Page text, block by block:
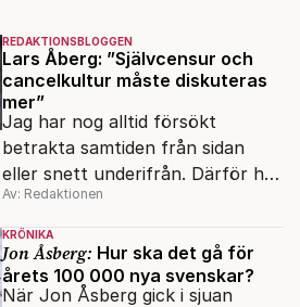
REDAKTIONSBLOGGEN
Lars Åberg: ”Självcensur och
cancelkultur måste diskuteras
mer”
Jag har nog alltid försökt
betrakta samtiden från sidan
eller snett underifrån. Därför har
mina reportage ofta handlat om
minoriteter och
värderingskonflikter, säger Lars
Åberg, ny krönikör på Fokus.
Av: Redaktionen
KRÖNIKA
Jon Åsberg: Hur ska det gå för
årets 100 000 nya svenskar?
När Jon Åsberg gick i sjuan